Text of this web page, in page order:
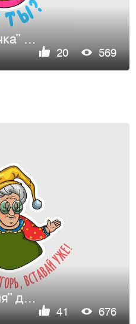
Стикерпак "Девочка" для компании "Mail.ru Group"
20 569
Стикерпак "Бабуля" для компании "Mail.ru Group"
41 676